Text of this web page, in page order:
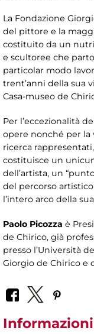
La Fondazione
del pittore e la
costituito da un
e scultoree che
particolar modo
trent’anni della sua
Casa-museo de
Per l’eccezionalità
opere nonché per
ricerca
costituisce un
dell’artista, un
del percorso
l’intero arco della
Paolo Picozza è
de Chirico, già
presso l’Università
Giorgio de Chirico e
Informazioni